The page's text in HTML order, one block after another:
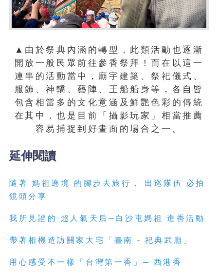
▲由於祭典內涵的轉型，此類活動也逐漸
開放一般民眾前往參香祭拜！而在以這一
連串的活動當中，廟宇建築、祭祀儀式、
服飾、神轎、藝陣、王船船身等，各自皆
包含相當多的文化意涵及鮮艷色彩的傳統
在其中，也是目前「攝影玩家」相當推薦
容易捕捉到好畫面的場合之一。
延伸閱讀
隨著 媽祖遶境 的腳步去旅行， 出巡隊伍 必拍
鏡頭分享
我所見證的 超人氣天后─白沙屯媽祖 進香活動
帶著相機造訪關家大宅「臺南 - 祀典武廟」
用心感受不一樣「台灣第一香」─ 西港香